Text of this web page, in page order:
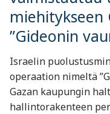
miehitykseen
”Gideonin
Israelin
operaation nimeltä
Gazan kaupungin
hallintorakenteen